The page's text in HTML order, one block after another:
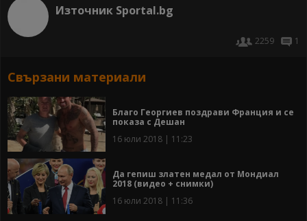
Източник Sportal.bg
2259 1
Свързани материали
Благо Георгиев поздрави Франция и се
показа с Дешан
16 юли 2018 | 11:23
Да гепиш златен медал от Мондиал
2018 (видео + снимки)
16 юли 2018 | 11:36